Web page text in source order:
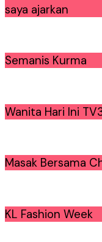
saya ajarkan
Semanis Kurma
Wanita Hari Ini
Masak Bersama
KL Fashion Week